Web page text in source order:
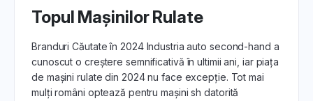
6. Finalizarea Tranzacției pentru
Află pașii finali pentru finalizarea tranzacției.
7. Asistență și Resurse Adiționale:
Topul Mașinilor Rulate
Branduri Căutate în 2024 Industria auto second-hand a
cunoscut o creștere semnificativă în ultimii ani, iar piața
de mașini rulate din 2024 nu face excepție. Tot mai
mulți români optează pentru mașini sh datorită